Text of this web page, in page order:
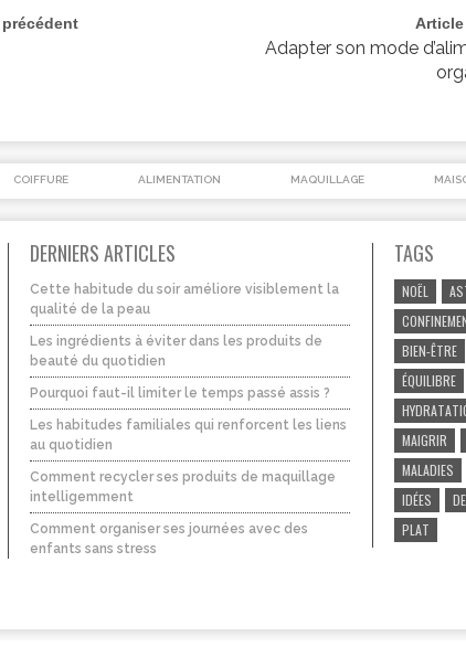
Adapter son mode
COIFFURE ALIMENTATION MAQUILLAGE
DERNIERS ARTICLES
Cette habitude du soir améliore visiblement la
qualité de la peau
Les ingrédients à éviter dans les produits de
beauté du quotidien
Pourquoi faut-il limiter le temps passé assis ?
Les habitudes familiales qui renforcent les liens
au quotidien
Comment recycler ses produits de maquillage
intelligemment
Comment organiser ses journées avec des
enfants sans stress
TAGS
NOËL
BIEN-ÊTRE
ÉQUILIBRE
MAIGRIR
MALADIES
IDÉES
PLAT